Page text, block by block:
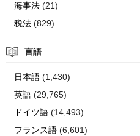
海事法(21)
税法(829)
言語
日本語(1,430)
英語(29,765)
ドイツ語(14,493)
フランス語(6,601)